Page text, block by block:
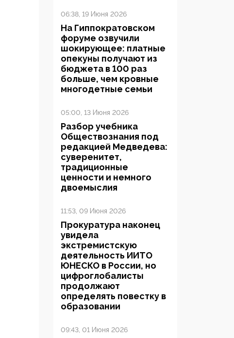
06:38, 19 Июня 2026
На Гиппократовском
форуме озвучили
шокирующее: платные
опекуны получают из
бюджета в 100 раз
больше, чем кровные
многодетные семьи
05:00, 13 Июня 2026
Разбор учебника
Обществознания под
редакцией Медведева:
суверенитет,
традиционные
ценности и немного
двоемыслия
11:53, 09 Июня 2026
Прокуратура наконец
увидела
экстремистскую
деятельность ИИТО
ЮНЕСКО в России, но
цифроглобалисты
продолжают
определять повестку в
образовании
09:43, 01 Июня 2026